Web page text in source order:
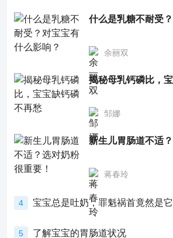
余丽双
揭秘母乳钙磷比，
邹娜
新生儿胃肠道不适
蒋春玲
4 宝宝总是吐奶，罪魁祸首竟然是它
5 了解宝宝的胃肠道状况